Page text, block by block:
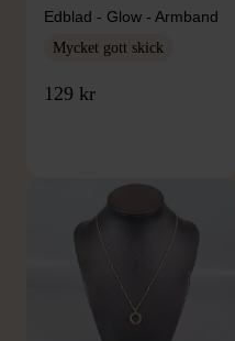
Edblad - Glow - Armband
Mycket gott skick
129 kr